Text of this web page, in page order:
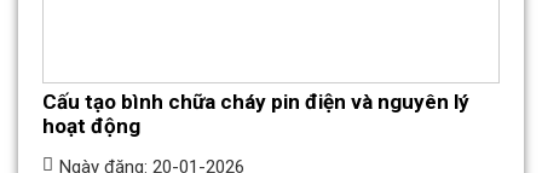
Cấu tạo bình chữa cháy pin điện và nguyên lý
hoạt động
Ngày đăng: 20-01-2026